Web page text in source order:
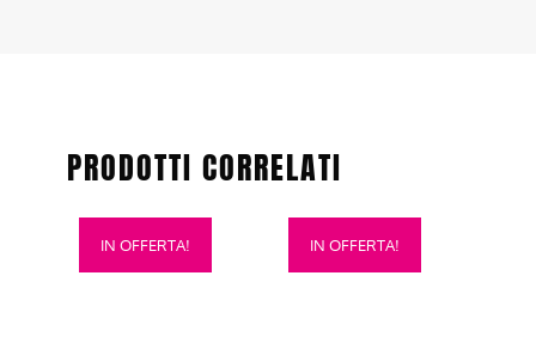
PRODOTTI CORRELATI
IN OFFERTA!
Questo
prodotto
IN OFFERTA!
Questo
prodotto